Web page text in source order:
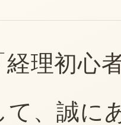
理初心
て、誠に